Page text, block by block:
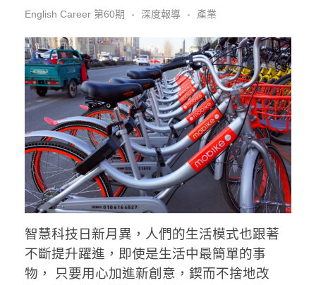
English Career 第60期 深度報導 產業
智慧科技日新月異，人們的生活模式也跟著
不斷提升躍進，即使是生活中最簡單的事
物， 只要用心加進新創意，鍥而不捨地改